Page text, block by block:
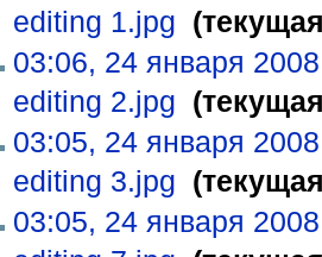
editing 1.jpg
03:06, 24 января 2008
editing 2.jpg
03:05, 24 января 2008
editing 3.jpg
03:05, 24 января 2008